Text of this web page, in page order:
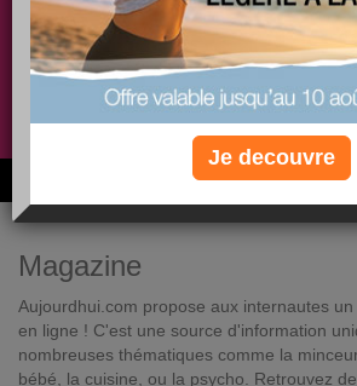
EFFICACE SANTÉ
Non, je préfère le régime
6M de personnes ont maigri et réappris
Magazine
Aujourdhui.com propose aux internautes
en ligne ! C'est une source d'information
nombreuses thématiques comme la
bébé, la cuisine, ou la psycho. Retrouvez
Je decouvre